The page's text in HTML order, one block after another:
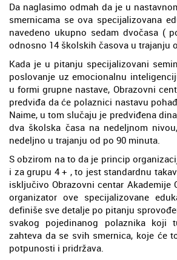
Da naglasimo odmah da je u
smernicama se ova specijalizovana
navedeno ukupno sedam dvočasa (
odnosno 14 školskih časova u trajanju
Kada je u pitanju specijalizovani
poslovanje uz emocionalnu
u formi grupne nastave, Obrazovni
predviđa da će polaznici nastavu
Naime, u tom slučaju je predviđena
dva školska časa na nedeljnom
nedeljno u trajanju od po 90 minuta.
S obzirom na to da je princip
i za grupu 4 + , to jest standardnu
isključivo Obrazovni centar Akademije
organizator ove specijalizovane
definiše sve detalje po pitanju
svakog pojedinanog polaznika koji
zahteva da se svih smernica, koje će
potpunosti i pridržava.